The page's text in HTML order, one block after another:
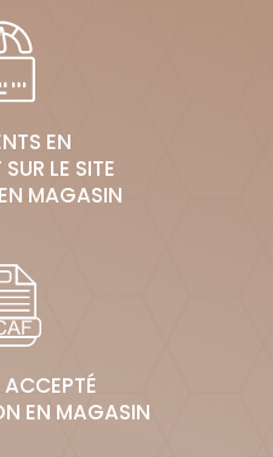
EN
LE SITE
MAGASIN
EN MAGASIN